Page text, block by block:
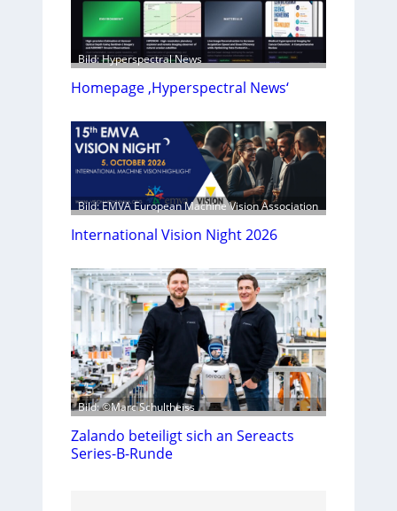
Bild: Hyperspectral News
Homepage ‚Hyperspectral News‘
Bild: EMVA European Machine Vision Association
International Vision Night 2026
Bild: ©Marc Schultheiss
Zalando beteiligt sich an Sereacts
Series-B-Runde